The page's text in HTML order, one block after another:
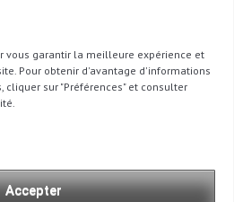
vous garantir la meilleure expérience et
Pour obtenir d'avantage d'informations
cliquer sur "Préférences" et consulter
Accepter
Tweet to @Sophie_ABDLR